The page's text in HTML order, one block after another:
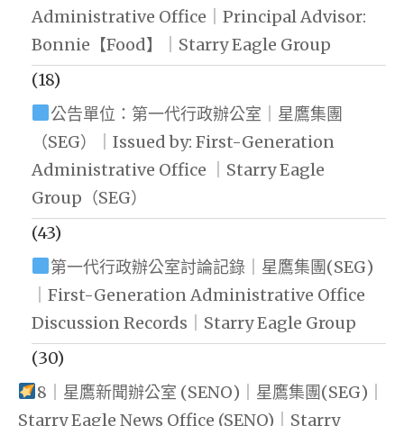
Administrative Office｜Principal Advisor:
Bonnie【Food】｜Starry Eagle Group
(18)
公告單位：第一代行政辦公室｜星鷹集團
（SEG）｜Issued by: First-Generation
Administrative Office ｜Starry Eagle
Group（SEG）
(43)
第一代行政辦公室討論記錄｜星鷹集團(SEG)
｜First-Generation Administrative Office
Discussion Records｜Starry Eagle Group
(30)
8｜星鷹新聞辦公室 (SENO)｜星鷹集團(SEG)｜
Starry Eagle News Office (SENO)｜Starry